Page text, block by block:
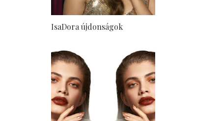
IsaDora újdonságok